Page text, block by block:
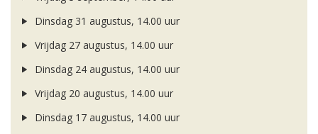
Dinsdag 31 augustus, 14.00 uur
Vrijdag 27 augustus, 14.00 uur
Dinsdag 24 augustus, 14.00 uur
Vrijdag 20 augustus, 14.00 uur
Dinsdag 17 augustus, 14.00 uur